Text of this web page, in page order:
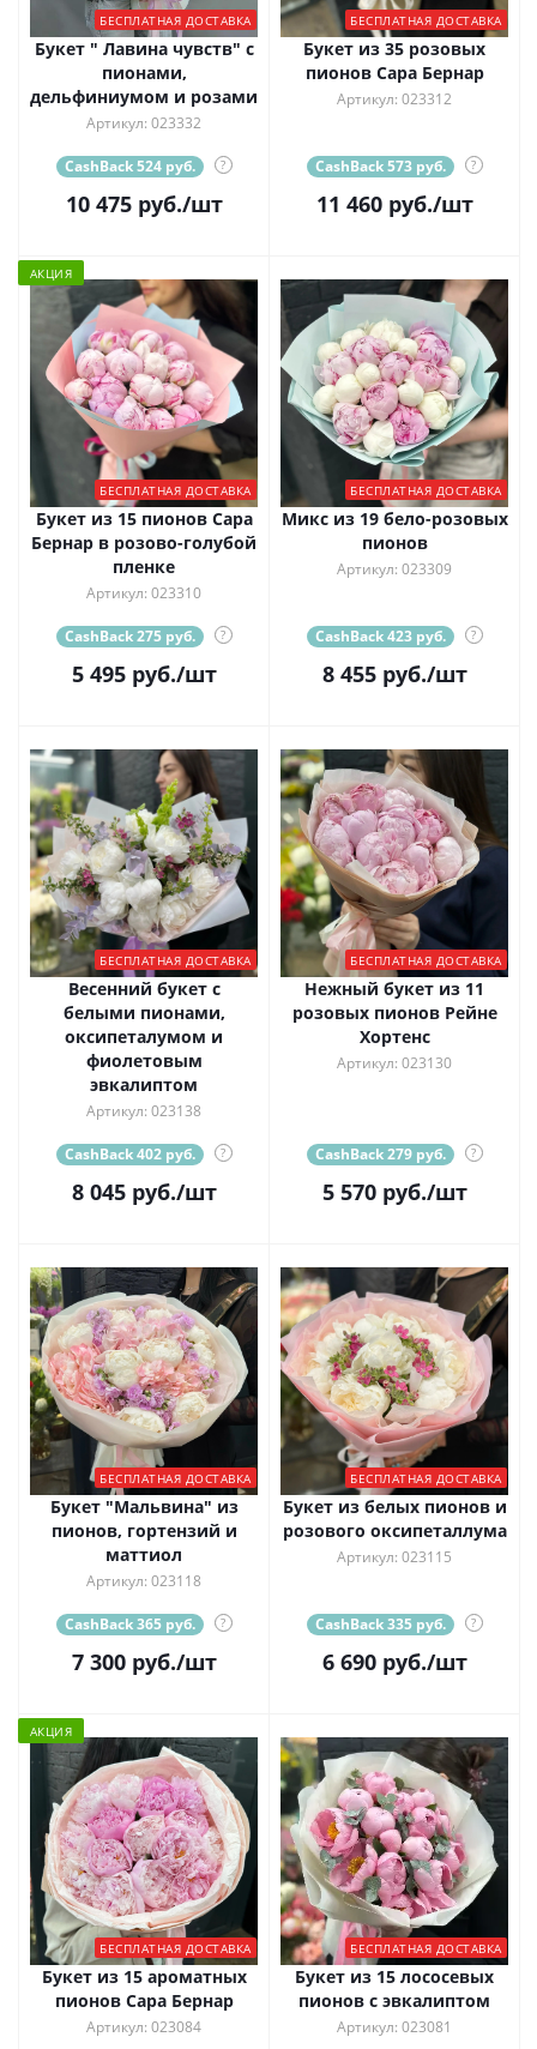
БЕСПЛАТНАЯ ДОСТАВКА
Букет " Лавина чувств" с
пионами,
дельфиниумом и розами
Артикул: 023332
CashBack 524 руб. ?
10 475руб./шт
БЕСПЛАТНАЯ ДОСТАВКА
Букет из 35 розовых
пионов Сара Бернар
Артикул: 023312
CashBack 573 руб. ?
11 460руб./шт
АКЦИЯ
БЕСПЛАТНАЯ ДОСТАВКА
Букет из 15 пионов Сара
Бернар в розово-голубой
пленке
Артикул: 023310
CashBack 275 руб. ?
5 495руб./шт
БЕСПЛАТНАЯ ДОСТАВКА
Микс из 19 бело-розовых
пионов
Артикул: 023309
CashBack 423 руб. ?
8 455руб./шт
БЕСПЛАТНАЯ ДОСТАВКА
Весенний букет с
белыми пионами,
оксипеталумом и
фиолетовым
эвкалиптом
Артикул: 023138
CashBack 402 руб. ?
8 045руб./шт
БЕСПЛАТНАЯ ДОСТАВКА
Нежный букет из 11
розовых пионов Рейне
Хортенс
Артикул: 023130
CashBack 279 руб. ?
5 570руб./шт
БЕСПЛАТНАЯ ДОСТАВКА
Букет "Мальвина" из
пионов, гортензий и
маттиол
Артикул: 023118
CashBack 365 руб. ?
7 300руб./шт
БЕСПЛАТНАЯ ДОСТАВКА
Букет из белых пионов и
розового оксипеталлума
Артикул: 023115
CashBack 335 руб. ?
6 690руб./шт
АКЦИЯ
БЕСПЛАТНАЯ ДОСТАВКА
Букет из 15 ароматных
пионов Сара Бернар
Артикул: 023084
БЕСПЛАТНАЯ ДОСТАВКА
Букет из 15 лососевых
пионов с эвкалиптом
Артикул: 023081